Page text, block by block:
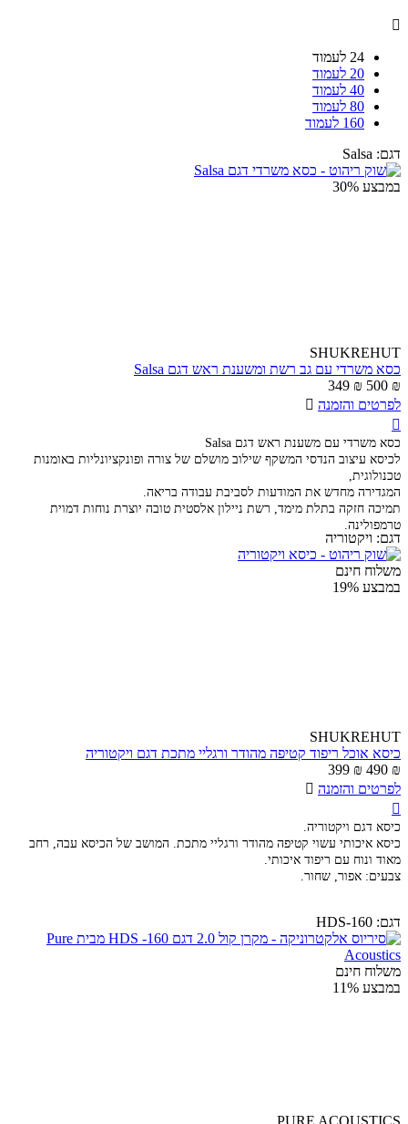

24 לעמוד
20 לעמוד
40 לעמוד
80 לעמוד
160 לעמוד
דגם: Salsa
במבצע 30%
SHUKREHUT
כסא משרדי עם גב רשת ומשענת ראש דגם Salsa
500 ₪
349 ₪
לפרטים והזמנה 

כסא משרדי עם משענת ראש דגם Salsa
לכיסא עיצוב הנדסי המשקף שילוב מושלם של צורה ופונקציונליות באומנות
טכנולוגית,
המגדירה מחדש את המודעות לסביבת עבודה בריאה.
תמיכה חזקה בתלת מימד, רשת ניילון אלסטית טובה יוצרת נוחות דמוית
טרמפולינה.
דגם: ויקטוריה
משלוח חינם
במבצע 19%
SHUKREHUT
כיסא אוכל ריפוד קטיפה מהודר ורגליי מתכת דגם ויקטוריה
490 ₪
399 ₪
לפרטים והזמנה 

כיסא דגם ויקטוריה.
כיסא איכותי עשוי קטיפה מהודר ורגליי מתכת. המושב של הכיסא עבה, רחב
מאוד ונוח עם ריפוד איכותי.
צבעים: אפור, שחור.
דגם: HDS-160
משלוח חינם
במבצע 11%
PURE ACOUSTICS